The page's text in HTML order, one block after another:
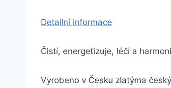
Detailní informace
Čistí, energetizuje, léčí a
Vyrobeno v Česku zlatýma